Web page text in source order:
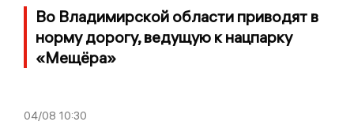
Во Владимирской области приводят в
норму дорогу, ведущую к нацпарку
«Мещёра»
04/08 10:30